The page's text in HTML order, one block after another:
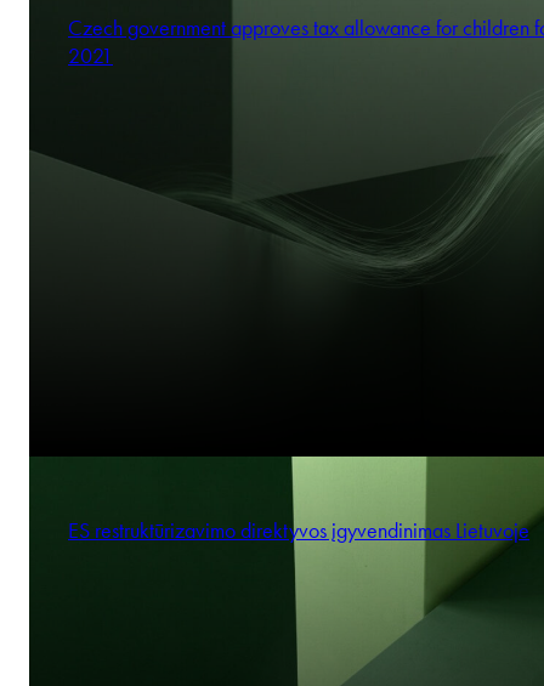
Czech government approves tax allowance for children
2021
ES restruktūrizavimo direktyvos įgyvendinimas Lietuvoje